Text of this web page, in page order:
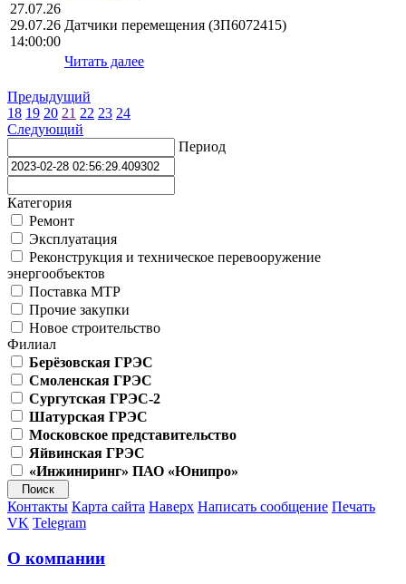
27.07.26
29.07.26
14:00:00
Датчики перемещения (ЗП6072415)
Читать далее
Предыдущий
18 19 20 21 22 23 24
Следующий
Период
Категория
Ремонт
Эксплуатация
Реконструкция и техническое перевооружение
энергообъектов
Поставка МТР
Прочие закупки
Новое строительство
Филиал
Берёзовская ГРЭС
Смоленская ГРЭС
Сургутская ГРЭС-2
Шатурская ГРЭС
Московское представительство
Яйвинская ГРЭС
«Инжиниринг» ПАО «Юнипро»
Контакты Карта сайта Наверх Написать сообщение Печать
VK Telegram
О компании